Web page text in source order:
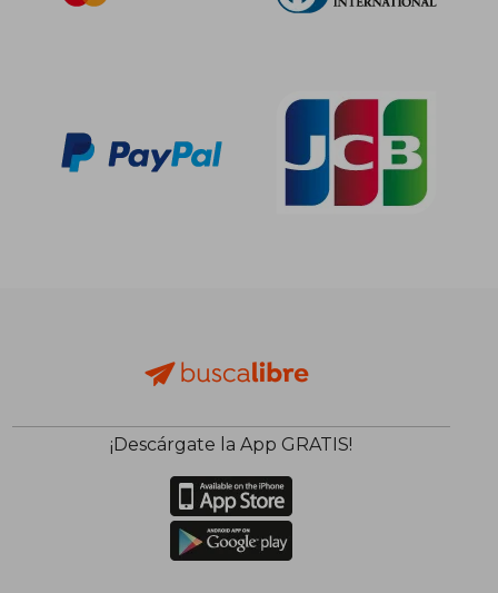
¡Descárgate la App GRATIS!